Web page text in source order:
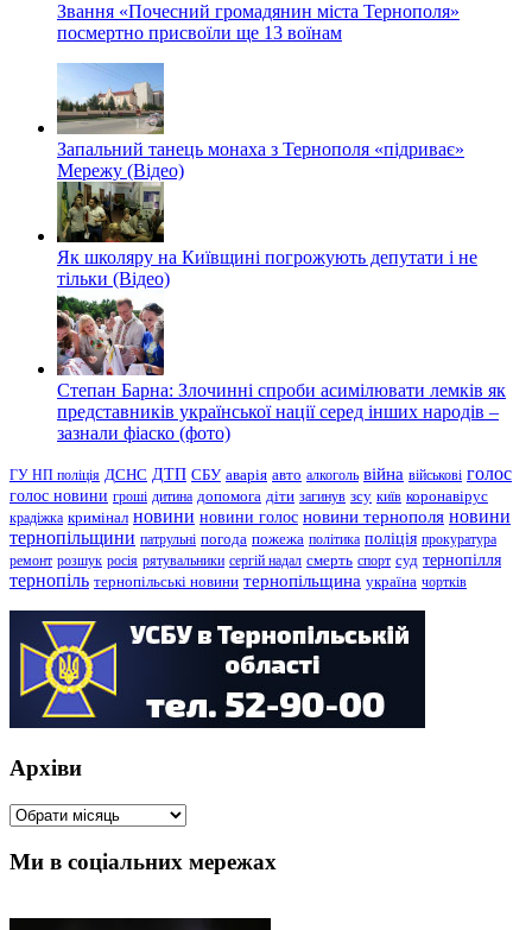
Звання «Почесний громадянин міста Тернополя»
посмертно присвоїли ще 13 воїнам
Запальний танець монаха з Тернополя «підриває»
Мережу (Відео)
Як школяру на Київщині погрожують депутати і не
тільки (Відео)
Степан Барна: Злочинні спроби асимілювати лемків як
представників української нації серед інших народів –
зазнали фіаско (фото)
ГУ НП поліція ДСНС ДТП СБУ аварія авто алкоголь війна військові голос
голос новини гроші дитина допомога діти загинув зсу київ коронавірус
крадіжка кримінал новини новини голос новини тернополя новини
тернопільщини патрульні погода пожежа політика поліція прокуратура
ремонт розшук росія рятувальники сергій надал смерть спорт суд тернопілля
тернопіль тернопільські новини тернопільщина україна чортків
Архіви
Архіви
Ми в соціальних мережах